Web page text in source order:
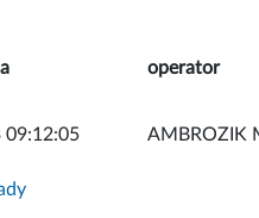
operator
09:12:05 AMBROZIK